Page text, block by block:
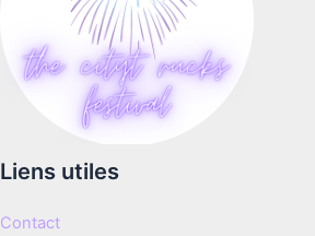
Liens utiles
Contact